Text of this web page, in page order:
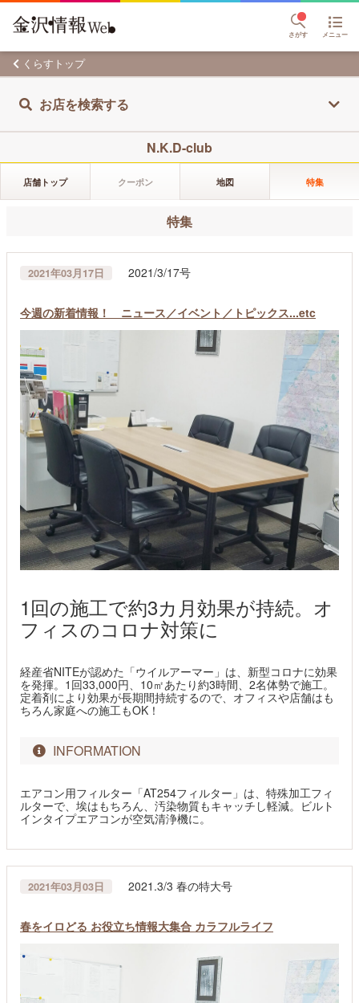
さがす メニュー
くらすトップ
お店を検索する
N.K.D-club
店舗トップ クーポン 地図 特集
特集
2021年03月17日 2021/3/17号
今週の新着情報！ ニュース／イベント／トピックス...etc
1回の施工で約3カ月効果が持続。オ
フィスのコロナ対策に
経産省NITEが認めた「ウイルアーマー」は、新型コロナに効果
を発揮。1回33,000円、10㎡あたり約3時間、2名体勢で施工。
定着剤により効果が長期間持続するので、オフィスや店舗はも
ちろん家庭への施工もOK！
INFORMATION
エアコン用フィルター「AT254フィルター」は、特殊加工フィ
ルターで、埃はもちろん、汚染物質もキャッチし軽減。ビルト
インタイプエアコンが空気清浄機に。
2021年03月03日 2021.3/3 春の特大号
春をイロどる お役立ち情報大集合 カラフルライフ